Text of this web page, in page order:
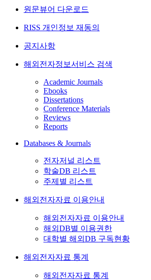
원문뷰어 다운로드
RISS 개인정보 재동의
공지사항
해외전자정보서비스 검색
Academic Journals
Ebooks
Dissertations
Conference Materials
Reviews
Reports
Databases & Journals
전자저널 리스트
학술DB 리스트
주제별 리스트
해외전자자료 이용안내
해외전자자료 이용안내
해외DB별 이용권한
대학별 해외DB 구독현황
해외전자자료 통계
해외전자자료 통계